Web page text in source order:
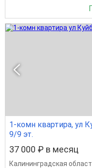
1-комн квартира, ул
9/9 эт.
37 000 ₽ в месяц
Калининградская